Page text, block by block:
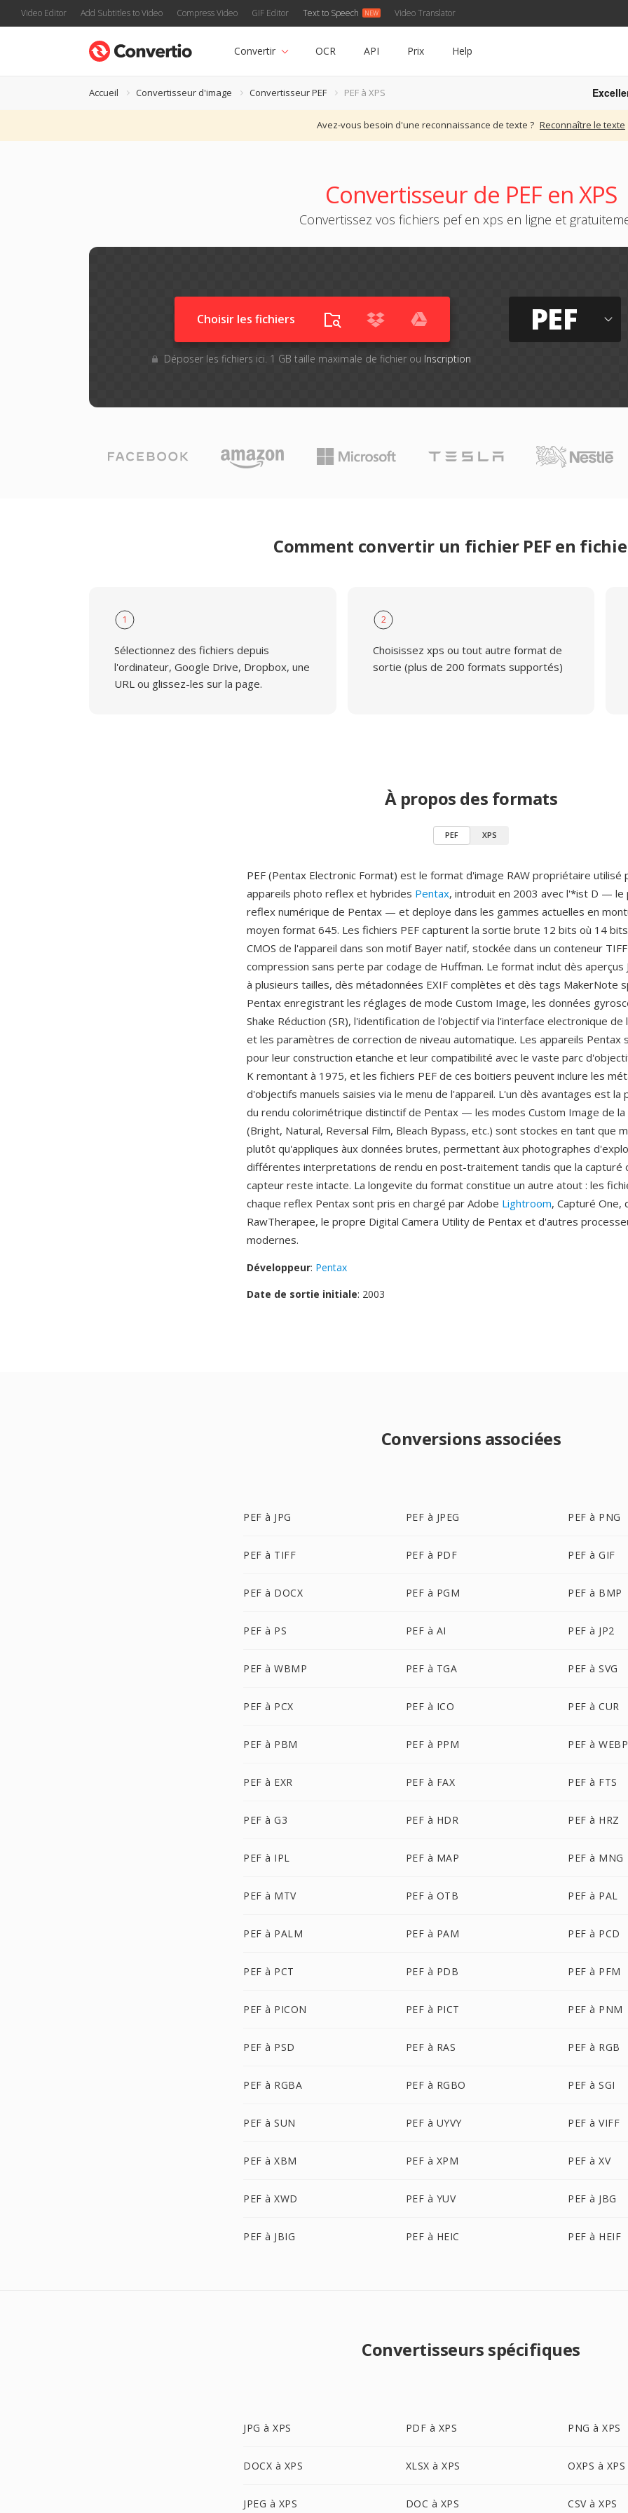
Video Editor Add Subtitles to Video Compress Video GIF Editor Text to Speech Video Translator
Convertir OCR API Prix Help
Accueil Convertisseur d'image Convertisseur PEF PEF à XPS
Avez-vous besoin d'une reconnaissance de texte ? Reconnaître le texte
Convertisseur de PEF en XPS
Convertissez vos fichiers pef en xps en ligne et
Choisir les fichiers
Déposer les fichiers ici. 1 GB taille maximale de fichier ou Inscription
PEF
Comment convertir un fichier PEF en
1
Sélectionnez des fichiers depuis
l'ordinateur, Google Drive, Dropbox, une
URL ou glissez-les sur la page.
2
Choisissez xps ou tout autre format de
sortie (plus de 200 formats supportés)
À propos des formats
PEF XPS
PEF (Pentax Electronic Format) est le format d'image RAW propriétaire utilisé
appareils photo reflex et hybrides Pentax, introduit en 2003 avec l'*ist D — le
reflex numérique de Pentax — et deploye dans les gammes actuelles en
moyen format 645. Les fichiers PEF capturent la sortie brute 12 bits où 14
CMOS de l'appareil dans son motif Bayer natif, stockée dans un conteneur
compression sans perte par codage de Huffman. Le format inclut dès aperçus
à plusieurs tailles, dès métadonnées EXIF complètes et dès tags MakerNote
Pentax enregistrant les réglages de mode Custom Image, les données
Shake Réduction (SR), l'identification de l'objectif via l'interface electronique de
et les paramètres de correction de niveau automatique. Les appareils Pentax
pour leur construction etanche et leur compatibilité avec le vaste parc
K remontant à 1975, et les fichiers PEF de ces boitiers peuvent inclure les
d'objectifs manuels saisies via le menu de l'appareil. L'un dès avantages est la
du rendu colorimétrique distinctif de Pentax — les modes Custom Image de la
(Bright, Natural, Reversal Film, Bleach Bypass, etc.) sont stockes en tant que
plutôt qu'appliques àux données brutes, permettant àux photographes
différentes interpretations de rendu en post-traitement tandis que la capturé
capteur reste intacte. La longevite du format constitue un autre atout : les
chaque reflex Pentax sont pris en chargé par Adobe Lightroom, Capturé One,
RawTherapee, le propre Digital Camera Utility de Pentax et d'autres
modernes.
Développeur: Pentax
Date de sortie initiale: 2003
Conversions associées
PEF à JPG PEF à JPEG PEF à PNG
PEF à TIFF PEF à PDF PEF à GIF
PEF à DOCX PEF à PGM PEF à BMP
PEF à PS PEF à AI PEF à JP2
PEF à WBMP PEF à TGA PEF à SVG
PEF à PCX PEF à ICO PEF à CUR
PEF à PBM PEF à PPM PEF à WEBP
PEF à EXR PEF à FAX PEF à FTS
PEF à G3 PEF à HDR PEF à HRZ
PEF à IPL PEF à MAP PEF à MNG
PEF à MTV PEF à OTB PEF à PAL
PEF à PALM PEF à PAM PEF à PCD
PEF à PCT PEF à PDB PEF à PFM
PEF à PICON PEF à PICT PEF à PNM
PEF à PSD PEF à RAS PEF à RGB
PEF à RGBA PEF à RGBO PEF à SGI
PEF à SUN PEF à UYVY PEF à VIFF
PEF à XBM PEF à XPM PEF à XV
PEF à XWD PEF à YUV PEF à JBG
PEF à JBIG PEF à HEIC PEF à HEIF
Convertisseurs spécifiques
JPG à XPS PDF à XPS PNG à XPS
DOCX à XPS XLSX à XPS OXPS à XPS
JPEG à XPS DOC à XPS CSV à XPS